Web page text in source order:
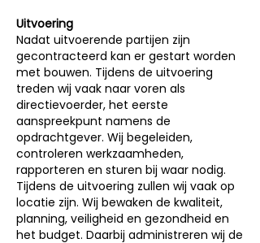
Uitvoering
Nadat uitvoerende partijen zijn
gecontracteerd kan er gestart worden
met bouwen. Tijdens de uitvoering
treden wij vaak naar voren als
directievoerder, het eerste
aanspreekpunt namens de
opdrachtgever. Wij begeleiden,
controleren werkzaamheden,
rapporteren en sturen bij waar nodig.
Tijdens de uitvoering zullen wij vaak op
locatie zijn. Wij bewaken de kwaliteit,
planning, veiligheid en gezondheid en
het budget. Daarbij administreren wij de